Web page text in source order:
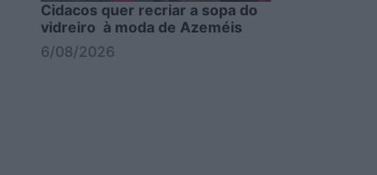
Cidacos quer recriar a sopa do
vidreiro à moda de Azeméis
6/08/2026